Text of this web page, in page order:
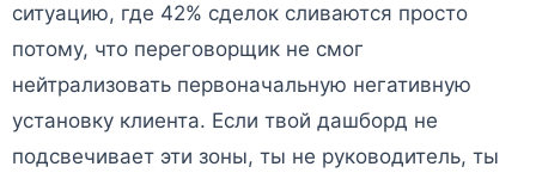
ситуацию, где 42% сделок сливаются просто
потому, что переговорщик не смог
нейтрализовать первоначальную негативную
установку клиента. Если твой дашборд не
подсвечивает эти зоны, ты не руководитель, ты